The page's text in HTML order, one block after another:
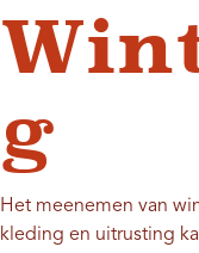
g
Het meenemen van
kleding en uitrusting